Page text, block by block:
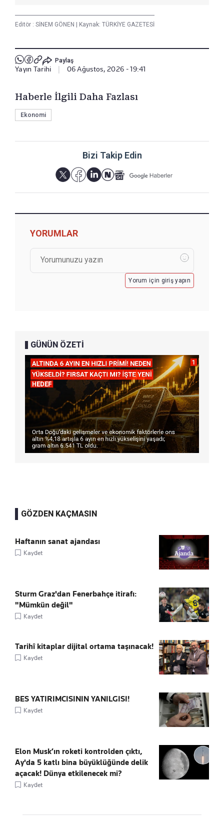
Editör : SİNEM GÖNEN Kaynak: TÜRKİYE GAZETESİ
Paylaş
Yayın Tarihi 06 Ağustos, 2026 - 19:41
Haberle İlgili Daha Fazlası
Ekonomi
Bizi Takip Edin
YORUMLAR
Yorum için giriş yapın
GÜNÜN ÖZETİ
GÖZDEN KAÇMASIN
Haftanın sanat ajandası
Kaydet
Sturm Graz'dan Fenerbahçe itirafı:
"Mümkün değil"
Kaydet
Tarihî kitaplar dijital ortama taşınacak!
Kaydet
BES YATIRIMCISININ YANILGISI!
Kaydet
Elon Musk’ın roketi kontrolden çıktı,
Ay'da 5 katlı bina büyüklüğünde delik
açacak! Dünya etkilenecek mi?
Kaydet